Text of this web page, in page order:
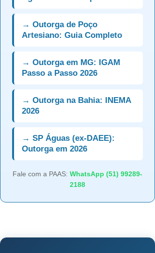
→ Outorga de Poço
Artesiano: Guia Completo
→ Outorga em MG: IGAM
Passo a Passo 2026
→ Outorga na Bahia: INEMA
2026
→ SP Águas (ex-DAEE):
Outorga em 2026
Fale com a PAAS: WhatsApp (51) 99289-
2188